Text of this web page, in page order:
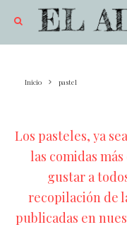
Inicio pastel
Los pasteles, ya
las comidas
gustar a
recopilación de
publicadas en